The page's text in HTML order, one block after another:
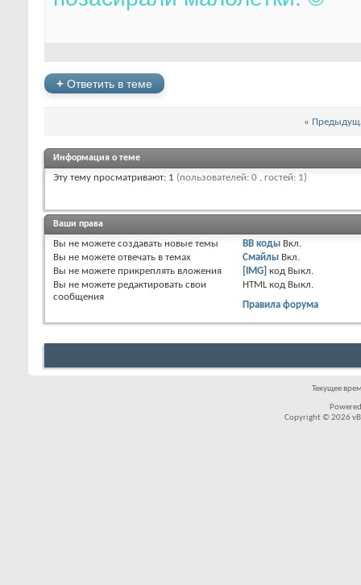
+ Ответить в теме
«
Информация о теме
Эту тему просматривают: 1 (пользователей: 0 , гостей: 1)
Ваши права
Вы не можете создавать новые темы
Вы не можете отвечать в темах
Вы не можете прикреплять вложения
Вы не можете редактировать свои
сообщения
BB коды Вкл.
Смайлы Вкл.
[IMG] код Выкл.
HTML код Выкл.
Правила форума
Текущее
Copyright © 2026